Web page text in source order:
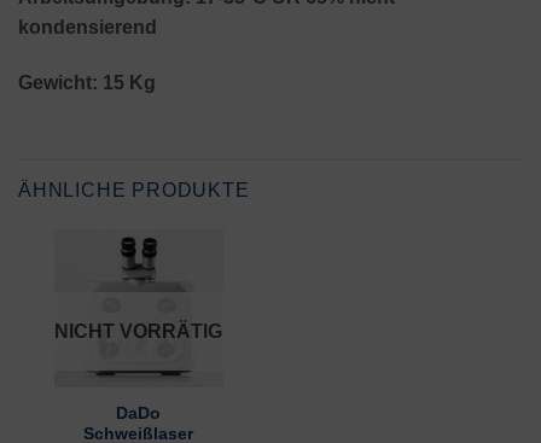
kondensierend
Gewicht: 15 Kg
ÄHNLICHE PRODUKTE
NICHT VORRÄTIG
DaDo
Schweißlaser